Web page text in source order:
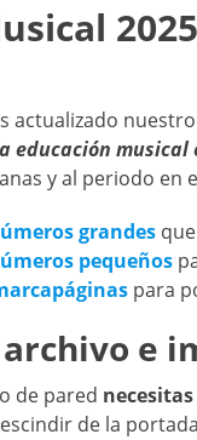
actualizado
educación musical
y al periodo en
grandes
pequeños
para
archivo e
de pared
de la